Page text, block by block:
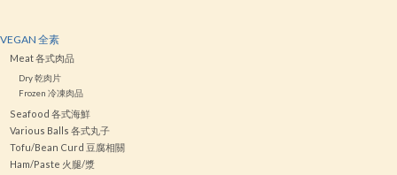
VEGAN 全素
Meat 各式肉品
Dry 乾肉片
Frozen 冷凍肉品
Seafood 各式海鮮
Various Balls 各式丸子
Tofu/Bean Curd 豆腐相關
Ham/Paste 火腿/漿